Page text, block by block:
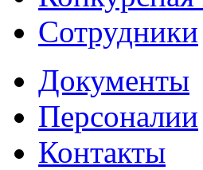
Сотрудники
Документы
Персоналии
Контакты